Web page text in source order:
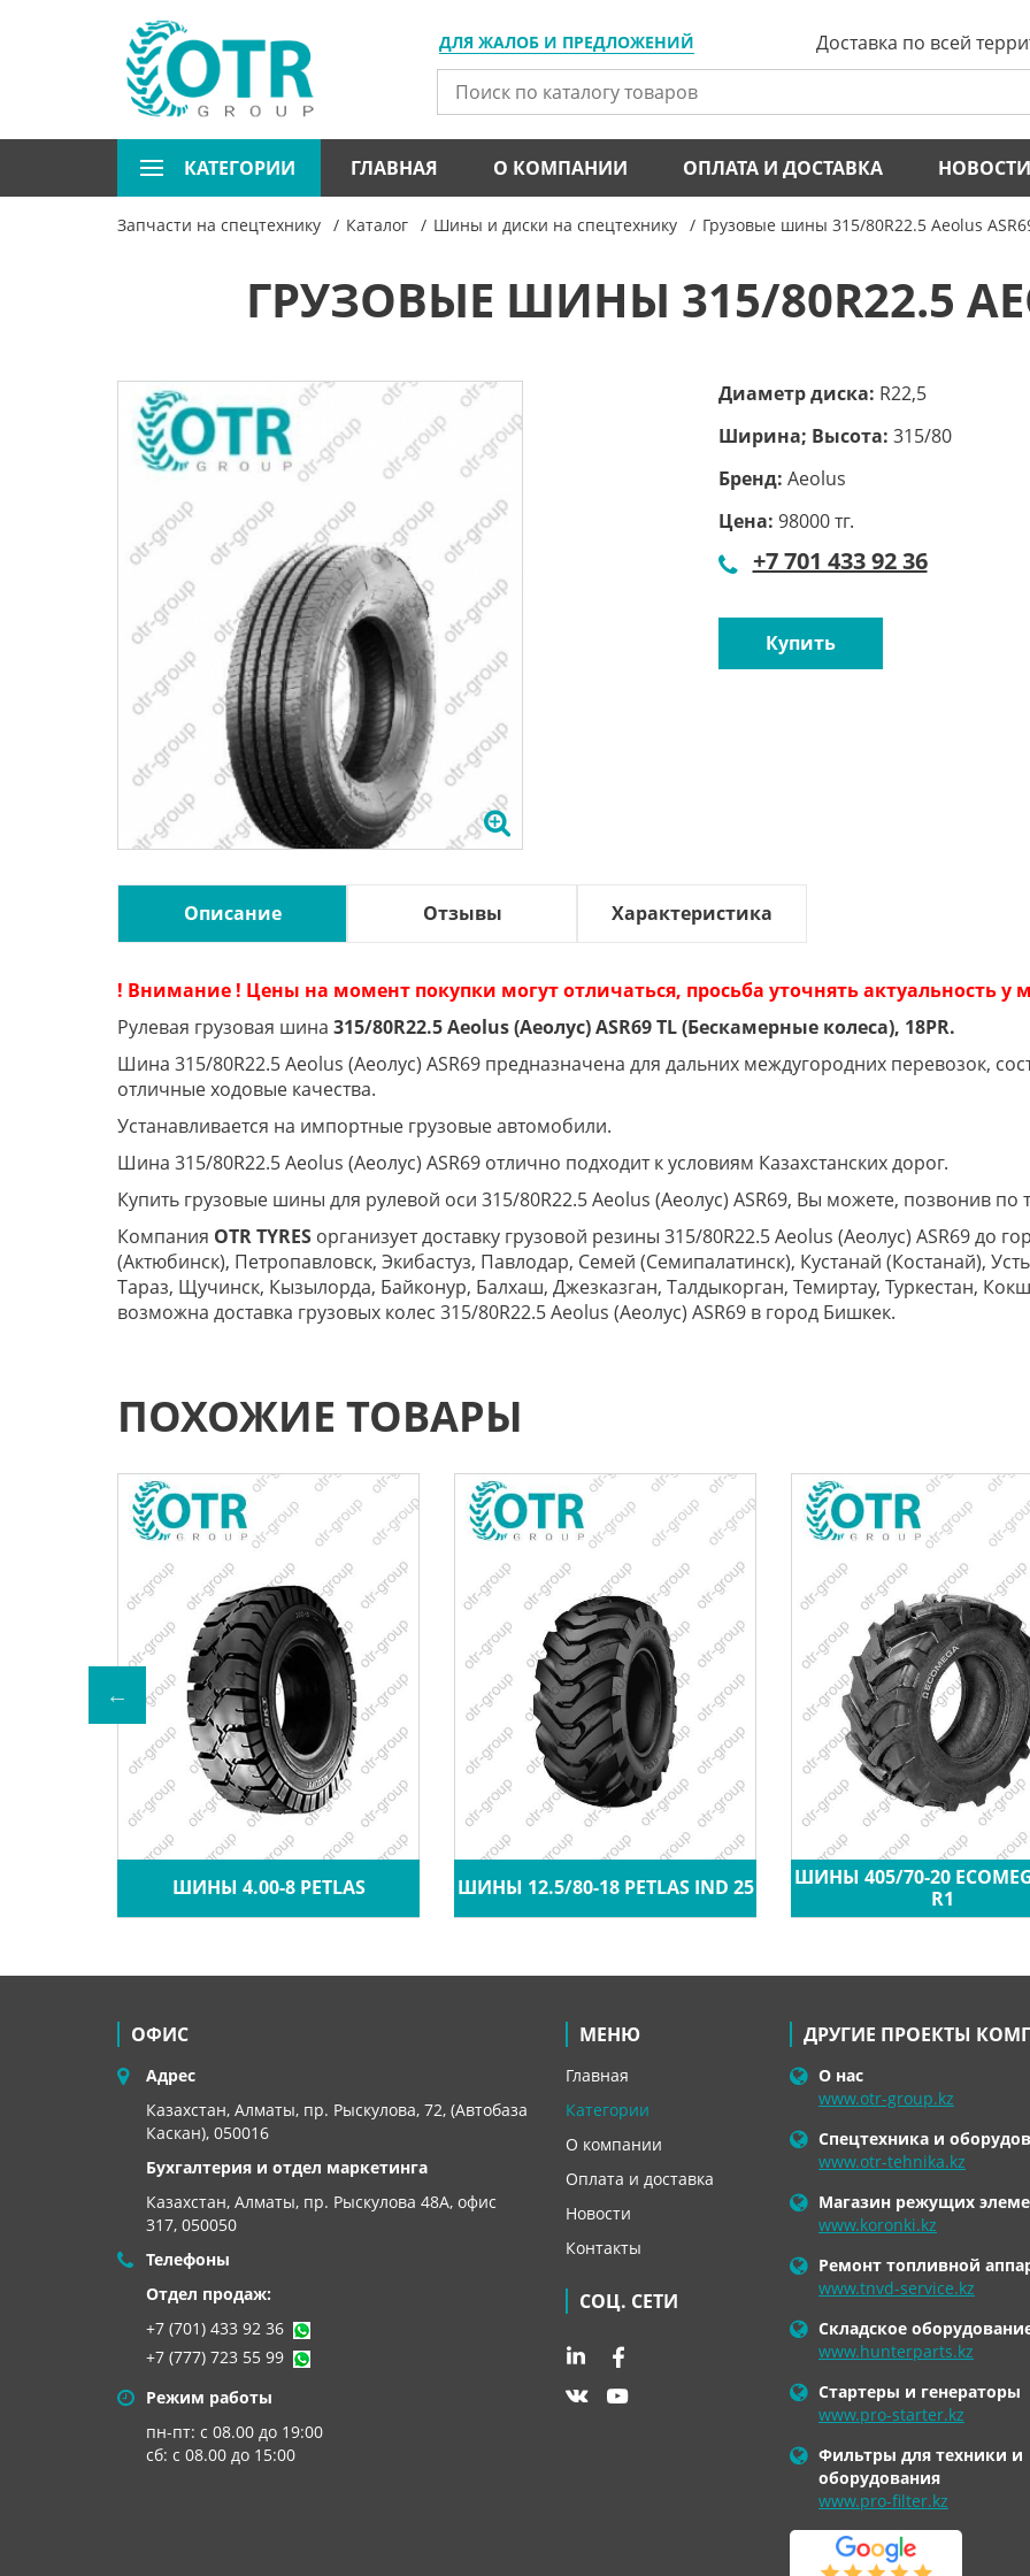
ДЛЯ ЖАЛОБ И ПРЕДЛОЖЕНИЙ Доставка по всей
КАТЕГОРИИ ГЛАВНАЯ О КОМПАНИИ ОПЛАТА И ДОСТАВКА НОВОСТИ
Запчасти на спецтехнику Каталог Шины и диски на спецтехнику Грузовые шины 315/80R22.5 Aeolus
ГРУЗОВЫЕ ШИНЫ 315/80R22.5
Диаметр диска: R22,5
Ширина; Высота: 315/80
Бренд: Aeolus
Цена: 98000 тг.
+7 701 433 92 36
Купить
Описание Отзывы Характеристика
! Внимание ! Цены на момент покупки могут отличаться, просьба уточнять актуальность
Рулевая грузовая шина 315/80R22.5 Aeolus (Аеолус) ASR69 TL (Бескамерные колеса), 18PR.
Шина 315/80R22.5 Aeolus (Аеолус) ASR69 предназначена для дальних междугородних перевозок,
отличные ходовые качества.
Устанавливается на импортные грузовые автомобили.
Шина 315/80R22.5 Aeolus (Аеолус) ASR69 отлично подходит к условиям Казахстанских дорог.
Купить грузовые шины для рулевой оси 315/80R22.5 Aeolus (Аеолус) ASR69, Вы можете, позвонив по
Компания OTR TYRES организует доставку грузовой резины 315/80R22.5 Aeolus (Аеолус) ASR69 до
(Актюбинск), Петропавловск, Экибастуз, Павлодар, Семей (Семипалатинск), Кустанай (Костанай),
Тараз, Щучинск, Кызылорда, Байконур, Балхаш, Джезказган, Талдыкорган, Темиртау, Туркестан,
возможна доставка грузовых колес 315/80R22.5 Aeolus (Аеолус) ASR69 в город Бишкек.
ПОХОЖИЕ ТОВАРЫ
ШИНЫ 4.00-8 PETLAS ШИНЫ 12.5/80-18 PETLAS IND 25
ШИНЫ 405/70-20
R1
ОФИС
Адрес
Казахстан, Алматы, пр. Рыскулова, 72, (Автобаза
Каскан), 050016
Бухгалтерия и отдел маркетинга
Казахстан, Алматы, пр. Рыскулова 48А, офис
317, 050050
Телефоны
Отдел продаж:
+7 (701) 433 92 36
+7 (777) 723 55 99
Режим работы
пн-пт: с 08.00 до 19:00
сб: с 08.00 до 15:00
МЕНЮ
Главная
Категории
О компании
Оплата и доставка
Новости
Контакты
СОЦ. СЕТИ
ДРУГИЕ ПРОЕКТЫ
О нас
www.otr-group.kz
Спецтехника и
www.otr-tehnika.kz
Магазин режущих
www.koronki.kz
Ремонт топливной
www.tnvd-service.kz
Складское
www.hunterparts.kz
Стартеры и генераторы
www.pro-starter.kz
Фильтры для техники и
оборудования
www.pro-filter.kz